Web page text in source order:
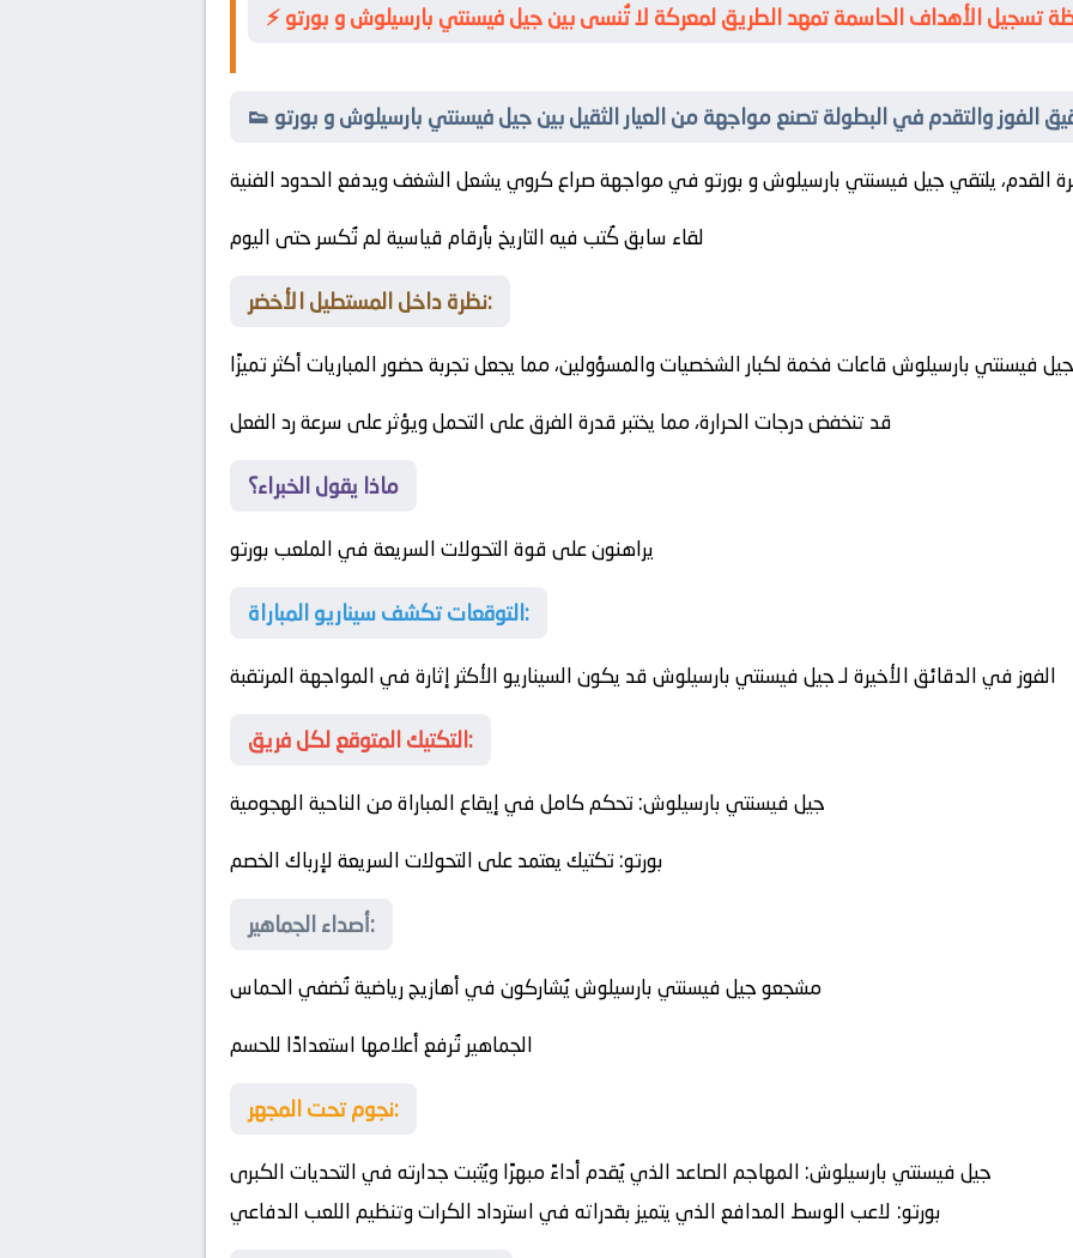
تسجيل الأهداف الحاسمة تمهد الطريق لمعركة لا تُنسى بين جيل فيسنتي بارسيلوش و بورتو
الفوز والتقدم في البطولة تصنع مواجهة من العيار الثقيل بين جيل فيسنتي بارسيلوش و بورتو
القدم، يلتقيجيل فيسنتي بارسيلوشوبورتو
لقاء سابق كُتب فيه التاريخ بأرقام قياسية لم تُكسر حتى اليوم
نظرة داخل المستطيل الأخضر:
فيسنتي بارسيلوش قاعات فخمة لكبار الشخصيات والمسؤولين، مما يجعل تجربة حضور المباريات أكثر تميزًا
قد تنخفض درجات الحرارة، مما يختبر قدرة الفرق على التحمل ويؤثر على سرعة رد الفعل
ماذا يقول الخبراء؟
يراهنون على قوة التحولات السريعة في الملعببورتو
التوقعات تكشف سيناريو المباراة:
الفوز في الدقائق الأخيرة لـ جيل فيسنتي بارسيلوش قد يكون السيناريو الأكثر إثارة في المواجهة المرتقبة
التكتيك المتوقع لكل فريق:
جيل فيسنتي بارسيلوش: تحكم كامل في إيقاع المباراة من الناحية الهجومية
بورتو: تكتيك يعتمد على التحولات السريعة لإرباك الخصم
أصداء الجماهير:
مشجعو جيل فيسنتي بارسيلوش يُشاركون في أهازيج رياضية تُضفي الحماس
الجماهير تُرفع أعلامها استعدادًا للحسم
نجوم تحت المجهر:
جيل فيسنتي بارسيلوش: المهاجم الصاعد الذي يُقدم أداءً مبهرًا ويُثبت جدارته في التحديات الكبرى
بورتو: لاعب الوسط المدافع الذي يتميز بقدراته في استرداد الكرات وتنظيم اللعب الدفاعي